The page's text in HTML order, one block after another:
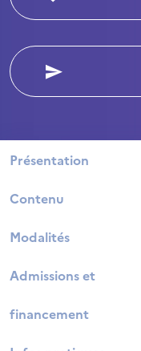
Présentation
Contenu
Modalités
Admissions et
financement